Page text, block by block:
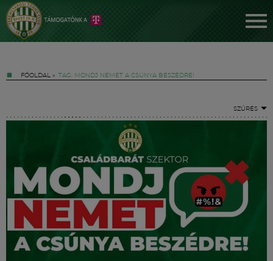
FŐOLDAL » TAG: MONDJ NEMET A CSÚNYA BESZÉDRE!
SZŰRÉS
FM YouTube +
Hírek